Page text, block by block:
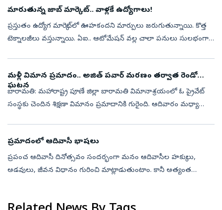
మారుతున్న జాబ్ మార్కెట్.. వాళ్లకే ఉద్యోగాలు!
ప్రస్తుతం ఉద్యోగ మార్కెట్‌లో ఊహకందని మార్పులు జరుగుతున్నాయి. కొత్త
టెక్నాలజీలు వస్తున్నాయి. ఏఐ.. ఆటోమేషన్ వల్ల చాలా పనులు సులభంగా
మళ్లీ విమాన ప్రమాదం.. అజిత్ పవార్ మరణం తర్వాత రెండో
ఘటన
బారామతి: మహారాష్ట్ర పూణే జిల్లా బారామతి విమానాశ్రయంలో ఓ ప్రైవేట్
సంస్థకు చెందిన శిక్షణా విమానం ప్రమాదానికి గురైంది. ఆదివారం మధ్యాహ్నం
ప్రమాదంలో ఆదివాసీ భాషలు
ప్రపంచ ఆదివాసీ దినోత్సవం సందర్భంగా మనం ఆదివాసీల హక్కులు,
అడవులు, జీవన విధానం గురించి మాట్లాడుతుంటాం. కానీ అత్యంత